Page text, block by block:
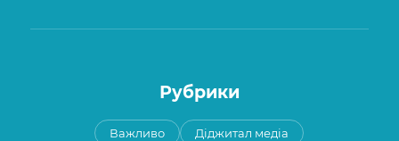
Рубрики
Важливо
Діджитал медіа